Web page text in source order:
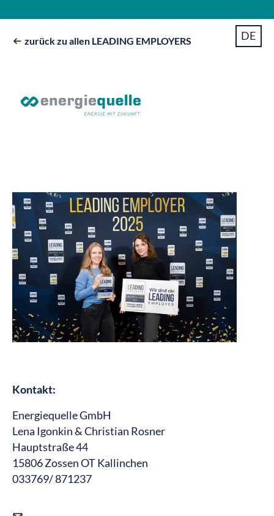
 zurück zu allen LEADING EMPLOYERS DE
Kontakt:
Energiequelle GmbH
Lena Igonkin & Christian Rosner
Hauptstraße 44
15806 Zossen OT Kallinchen
033769/ 871237